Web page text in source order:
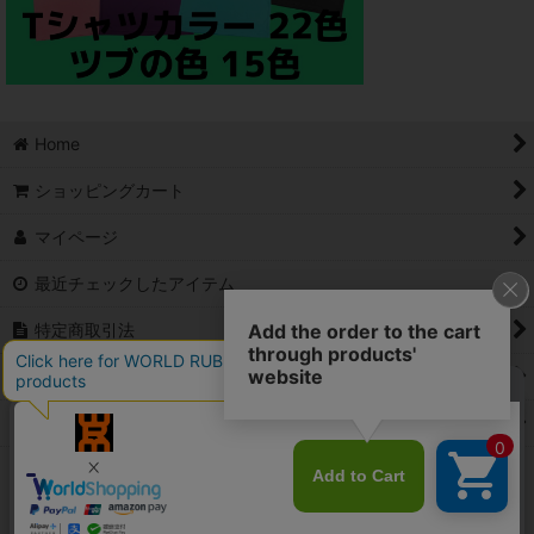
Home
ショッピングカート
マイページ
最近チェックしたアイテム
特定商取引法
ご利用案内
Contact